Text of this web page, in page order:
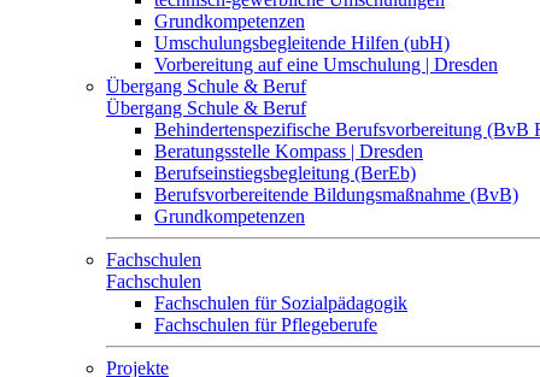
Grundkompetenzen
Umschulungsbegleitende Hilfen (ubH)
Vorbereitung auf eine Umschulung | Dresden
Übergang Schule & Beruf
Übergang Schule & Beruf
Behindertenspezifische Berufsvorbereitung (BvB
Beratungsstelle Kompass | Dresden
Berufseinstiegsbegleitung (BerEb)
Berufsvorbereitende Bildungsmaßnahme (BvB)
Grundkompetenzen
Fachschulen
Fachschulen
Fachschulen für Sozialpädagogik
Fachschulen für Pflegeberufe
Projekte